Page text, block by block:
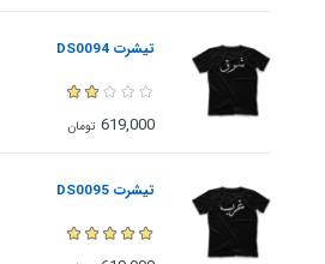
تیشرت DS0094
619,000 تومان
تیشرت DS0095